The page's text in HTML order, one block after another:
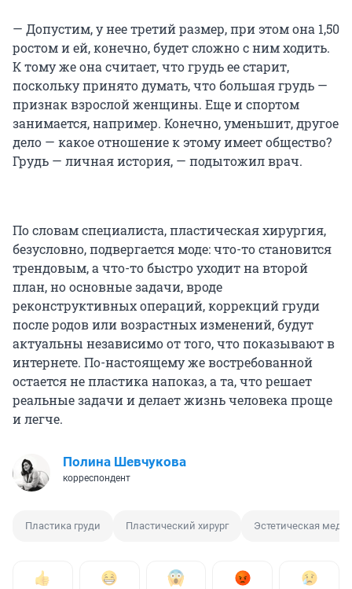
— Допустим, у нее третий размер, при этом она 1,50
ростом и ей, конечно, будет сложно с ним ходить.
К тому же она считает, что грудь ее старит,
поскольку принято думать, что большая грудь —
признак взрослой женщины. Еще и спортом
занимается, например. Конечно, уменьшит, другое
дело — какое отношение к этому имеет общество?
Грудь — личная история, — подытожил врач.
По словам специалиста, пластическая хирургия,
безусловно, подвергается моде: что-то становится
трендовым, а что-то быстро уходит на второй
план, но основные задачи, вроде
реконструктивных операций, коррекций груди
после родов или возрастных изменений, будут
актуальны независимо от того, что показывают в
интернете. По-настоящему же востребованной
остается не пластика напоказ, а та, что решает
реальные задачи и делает жизнь человека проще
и легче.
Полина Шевчукова
корреспондент
Пластика груди Пластический хирург Эстетическая